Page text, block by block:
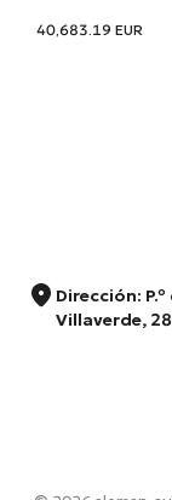
40,683.19 EUR
Dirección:
Villaverde,